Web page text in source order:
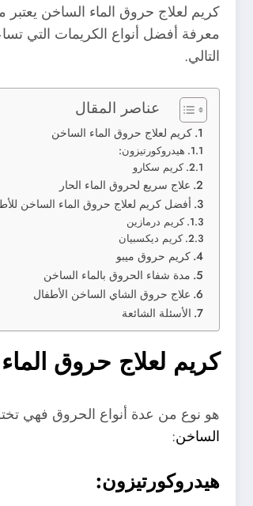
كريم لعلاج حروق الماء الساخن
معرفة أفضل أنواع الكريمات التي
التالي.
عناصر المقال
كريم لعلاج حروق الماء الساخن
هيدروكورتيزون:
كريم سكارو
علاج سريع لحروق الماء الحار
أفضل كريم لعلاج حروق الماء الساخن
كريم درمازين
كريم ديكسبيان
كريم حروق ميبو
مدة شفاء الحروق بالماء الساخن
علاج حروق الشاي الساخن الأطفال
الأسئلة الشائعة
كريم لعلاج حروق
هو نوع من عدة أنواع الحروق فهي
الساخن:
هيدروكورتيزون: